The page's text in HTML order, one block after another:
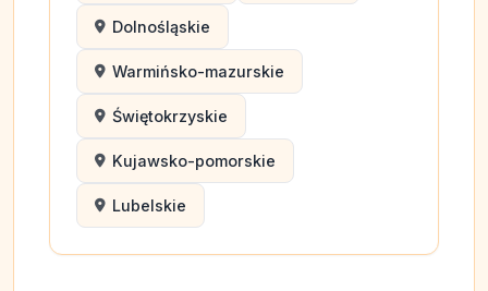
Dolnośląskie
Warmińsko-mazurskie
Świętokrzyskie
Kujawsko-pomorskie
Lubelskie